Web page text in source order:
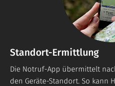
Standort-Ermittlung
Die Notruf-App übermittelt
den Geräte-Standort. So kann